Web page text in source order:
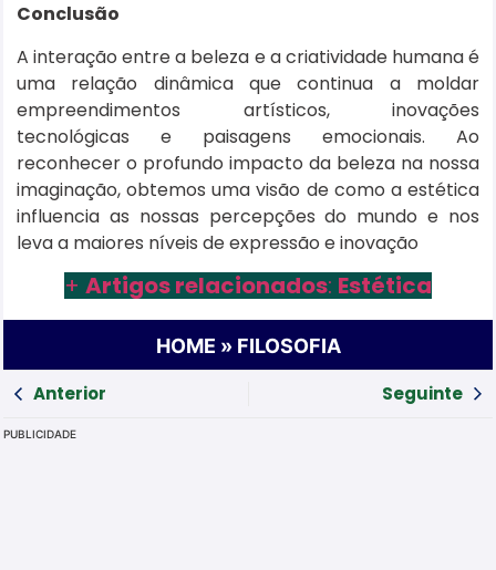
Conclusão
A interação entre a beleza e a criatividade humana é
uma relação dinâmica que continua a moldar
empreendimentos artísticos, inovações
tecnológicas e paisagens emocionais. Ao
reconhecer o profundo impacto da beleza na nossa
imaginação, obtemos uma visão de como a estética
influencia as nossas percepções do mundo e nos
leva a maiores níveis de expressão e inovação
+ Artigos relacionados: Estética
HOME » FILOSOFIA
Anterior Seguinte
PUBLICIDADE